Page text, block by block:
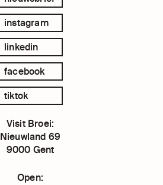
instagram
linkedin
facebook
tiktok
Visit Broei:
Nieuwland 69
9000 Gent
Open: